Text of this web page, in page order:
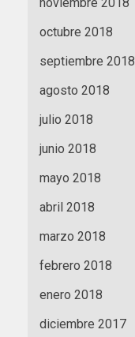
octubre 2018
septiembre 2018
agosto 2018
julio 2018
junio 2018
mayo 2018
abril 2018
marzo 2018
febrero 2018
enero 2018
diciembre 2017